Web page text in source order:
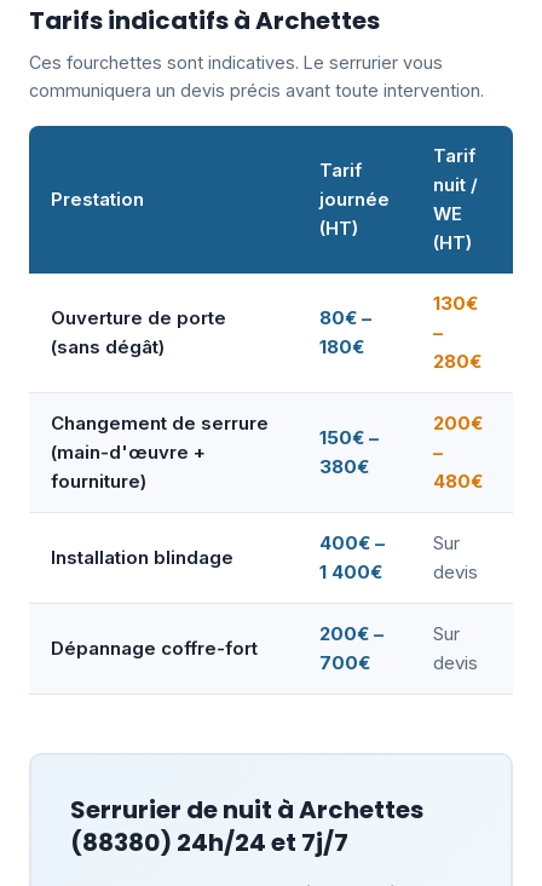
Tarifs indicatifs à Archettes
Ces fourchettes sont indicatives. Le serrurier vous
communiquera un devis précis avant toute intervention.
Prestation
Tarif
journée
(HT)
Tarif
nuit /
WE
(HT)
Ouverture de porte
(sans dégât)
80€ –
180€
130€
–
280€
Changement de serrure
(main-d'œuvre +
fourniture)
150€ –
380€
200€
–
480€
Installation blindage
400€ –
1 400€
Sur
devis
Dépannage coffre-fort
200€ –
700€
Sur
devis
Serrurier de nuit àArchettes
(88380) 24h/24 et 7j/7